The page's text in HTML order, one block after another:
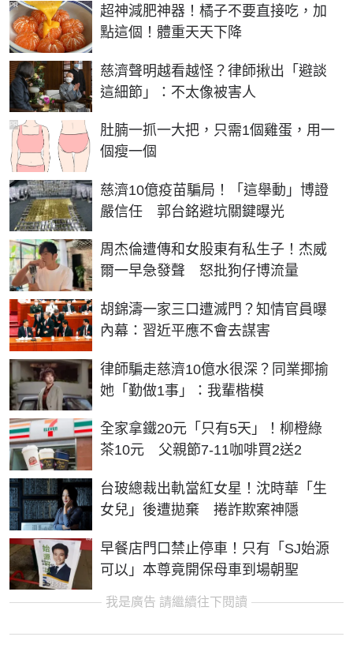
超神減肥神器！橘子不要直接吃，加
點這個！體重天天下降
PR
慈濟聲明越看越怪？律師揪出「避談
這細節」：不太像被害人
肚腩一抓一大把，只需1個雞蛋，用一
個瘦一個
PR
慈濟10億疫苗騙局！「這舉動」博證
嚴信任 郭台銘避坑關鍵曝光
周杰倫遭傳和女股東有私生子！杰威
爾一早急發聲 怒批狗仔博流量
胡錦濤一家三口遭滅門？知情官員曝
內幕：習近平應不會去謀害
律師騙走慈濟10億水很深？同業揶揄
她「勤做1事」：我輩楷模
全家拿鐵20元「只有5天」！柳橙綠
茶10元 父親節7-11咖啡買2送2
台玻總裁出軌當紅女星！沈時華「生
女兒」後遭拋棄 捲詐欺案神隱
早餐店門口禁止停車！只有「SJ始源
可以」本尊竟開保母車到場朝聖
我是廣告 請繼續往下閱讀